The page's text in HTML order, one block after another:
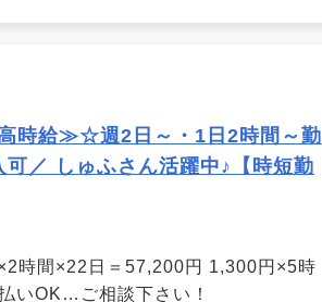
時給≫☆週2日～・1日2時間～勤
／ しゅふさん活躍中♪【時短勤
時間×22日＝57,200円 1,300円×5時
OK…ご相談下さい！